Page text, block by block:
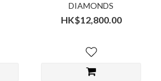
DIAMONDS
HK$12,800.00